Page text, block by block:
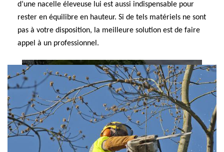
d’une nacelle éleveuse lui est aussi indispensable pour
rester en équilibre en hauteur. Si de tels matériels ne sont
pas à votre disposition, la meilleure solution est de faire
appel à un professionnel.